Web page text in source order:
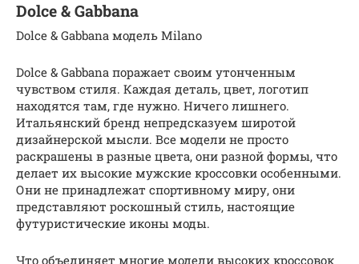
Dolce & Gabbana
Dolce & Gabbana модель Milano
Dolce & Gabbana поражает своим утонченным
чувством стиля. Каждая деталь, цвет, логотип
находятся там, где нужно. Ничего лишнего.
Итальянский бренд непредсказуем широтой
дизайнерской мысли. Все модели не просто
раскрашены в разные цвета, они разной формы, что
делает их высокие мужские кроссовки особенными.
Они не принадлежат спортивному миру, они
представляют роскошный стиль, настоящие
футуристические иконы моды.
Что объединяет многие модели высоких кроссовок